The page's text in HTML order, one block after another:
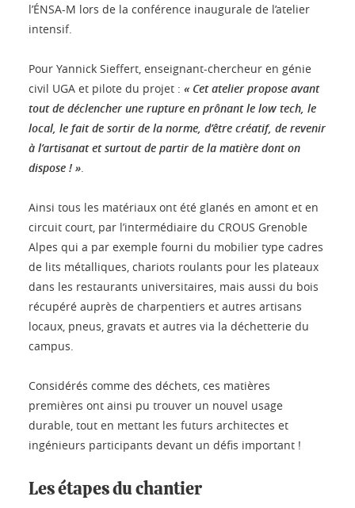
l’ÉNSA-M lors de la conférence inaugurale de l’atelier
intensif.
Pour Yannick Sieffert, enseignant-chercheur en génie
civil UGA et pilote du projet : « Cet atelier propose avant
tout de déclencher une rupture en prônant le low tech, le
local, le fait de sortir de la norme, d’être créatif, de revenir
à l’artisanat et surtout de partir de la matière dont on
dispose ! »
Ainsi tous les matériaux ont été glanés en amont et en
circuit court, par l’intermédiaire du CROUS Grenoble
Alpes qui a par exemple fourni du mobilier type cadres
de lits métalliques, chariots roulants pour les plateaux
dans les restaurants universitaires, mais aussi du bois
récupéré auprès de charpentiers et autres artisans
locaux, pneus, gravats et autres via la déchetterie du
campus.
Considérés comme des déchets, ces matières
premières ont ainsi pu trouver un nouvel usage
durable, tout en mettant les futurs architectes et
ingénieurs participants devant un défis important !
Les étapes du chantier